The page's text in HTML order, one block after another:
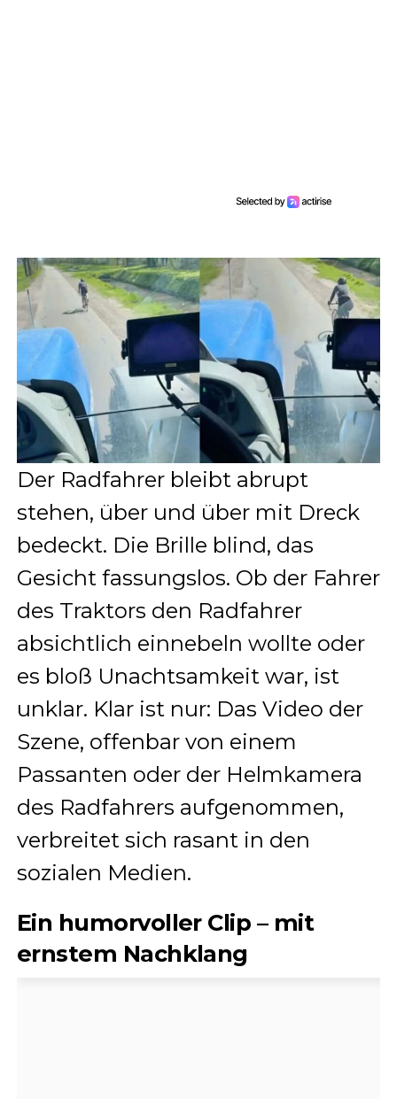
Der Radfahrer bleibt abrupt
stehen, über und über mit Dreck
bedeckt. Die Brille blind, das
Gesicht fassungslos. Ob der Fahrer
des Traktors den Radfahrer
absichtlich einnebeln wollte oder
es bloß Unachtsamkeit war, ist
unklar. Klar ist nur: Das Video der
Szene, offenbar von einem
Passanten oder der Helmkamera
des Radfahrers aufgenommen,
verbreitet sich rasant in den
sozialen Medien.
Ein humorvoller Clip – mit
ernstem Nachklang